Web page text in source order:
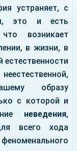
устраняет, с
это и есть
возникает
в жизни, в
естественности
образу
с которой и
неведения,
всего хода